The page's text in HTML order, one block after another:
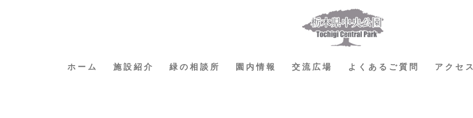
ホーム 施設紹介 緑の相談所 園内情報 交流広場 よくあるご質問 アクセス